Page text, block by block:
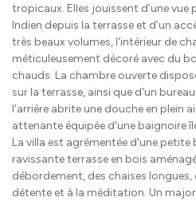
tropicaux. Elles jouissent d’une vue
Indien depuis la terrasse et d’un
très beaux volumes, l'intérieur de
méticuleusement décoré avec du
chauds. La chambre ouverte
sur la terrasse, ainsi que d'un
l'arrière abrite une douche en plein
attenante équipée d'une baignoire
La villa est agrémentée d'une
ravissante terrasse en bois
débordement, des chaises
détente et à la méditation. Un